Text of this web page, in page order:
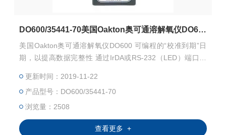
DO600/35441-70美国Oakton奥可通溶解氧仪DO600
美国Oakton奥可通溶解氧仪DO600 可编程的“校准到期”日
期，以提高数据完整性 通过IrDA或RS-232（LED）端口无
更新时间：2019-11-22
产品型号：DO600/35441-70
浏览量：2508
查看更多 +